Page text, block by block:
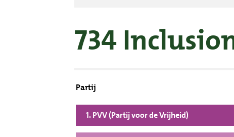
734
Partij
1. PVV (Partij voor de Vrijheid)